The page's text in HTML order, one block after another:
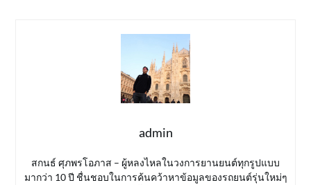
admin
สกนธ์ ศุภพรโอภาส – ผู้หลงไหลในวงการยานยนต์ทุกรูปแบบ
มากว่า 10 ปี ชื่นชอบในการค้นคว้าหาข้อมูลของรถยนต์รุ่นใหม่ๆ